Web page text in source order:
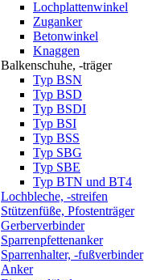
Lochplattenwinkel
Zuganker
Betonwinkel
Knaggen
Balkenschuhe, -träger
Typ BSN
Typ BSD
Typ BSDI
Typ BSI
Typ BSS
Typ SBG
Typ SBE
Typ BTN und BT4
Lochbleche, -streifen
Stützenfüße, Pfostenträger
Gerberverbinder
Sparrenpfettenanker
Sparrenhalter, -fußverbinder
Anker